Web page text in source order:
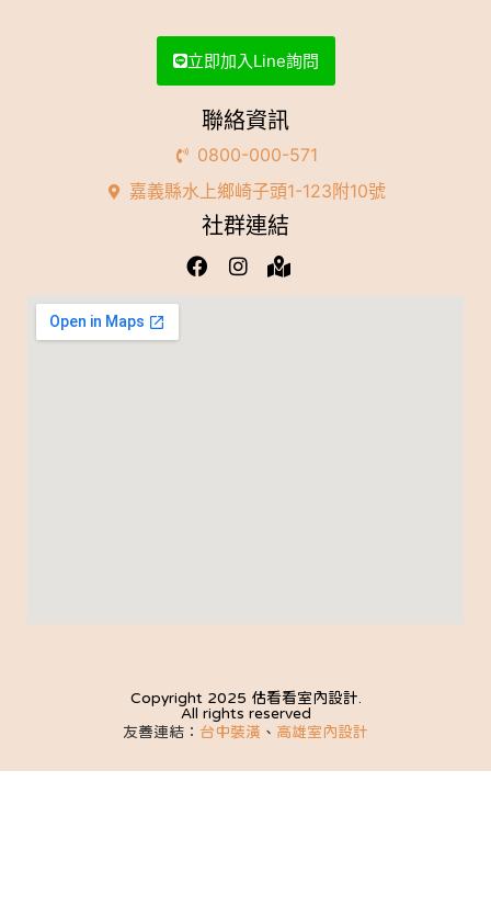
立即加入Line詢問
聯絡資訊
0800-000-571
嘉義縣水上鄉崎子頭1-123附10號
社群連結
Copyright 2025 估看看室內設計.
All rights reserved
友善連結： 台中裝潢 、 高雄室內設計